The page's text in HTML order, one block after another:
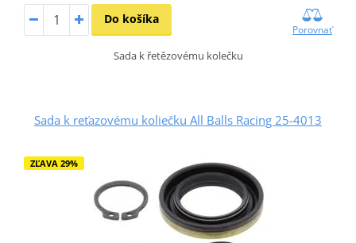
Do košíka
Porovnať
Sada k řetězovému kolečku
Sada k reťazovému koliečku All Balls Racing 25-4013
ZĽAVA 29%